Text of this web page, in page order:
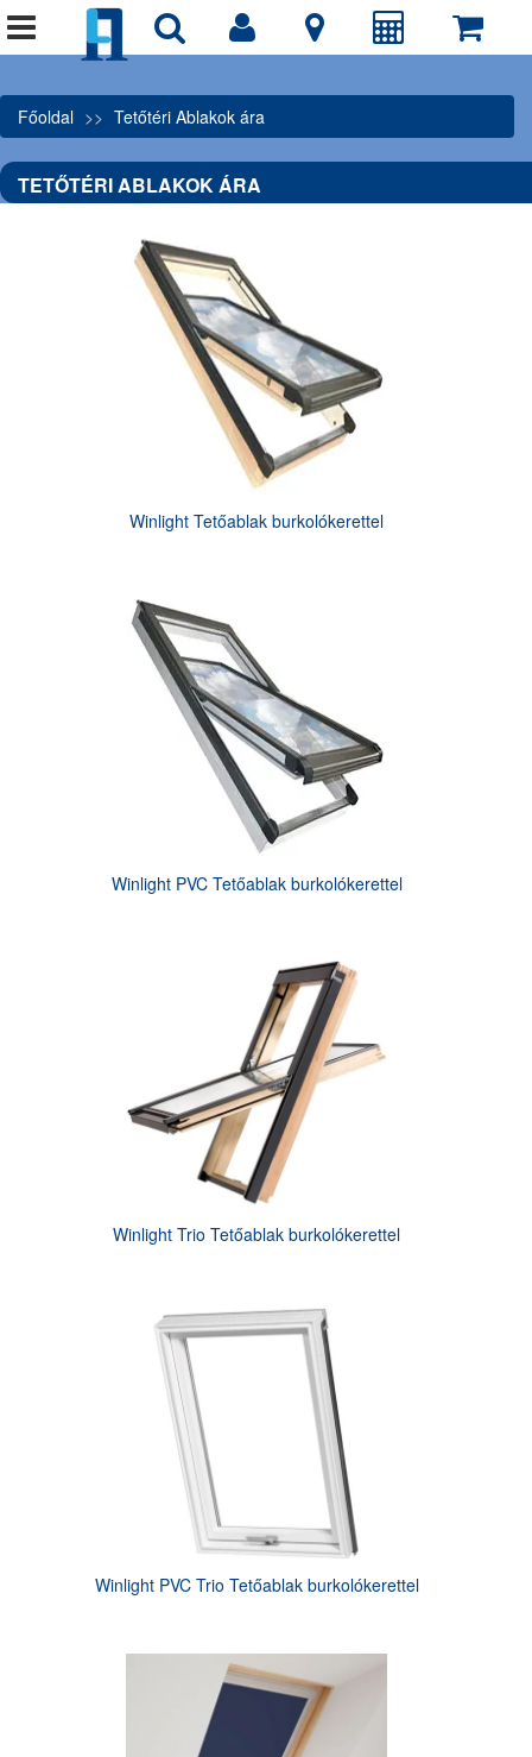
Főoldal Tetőtéri Ablakok ára
TETŐTÉRI ABLAKOK ÁRA
Winlight Tetőablak burkolókerettel
Winlight PVC Tetőablak burkolókerettel
Winlight Trio Tetőablak burkolókerettel
Winlight PVC Trio Tetőablak burkolókerettel